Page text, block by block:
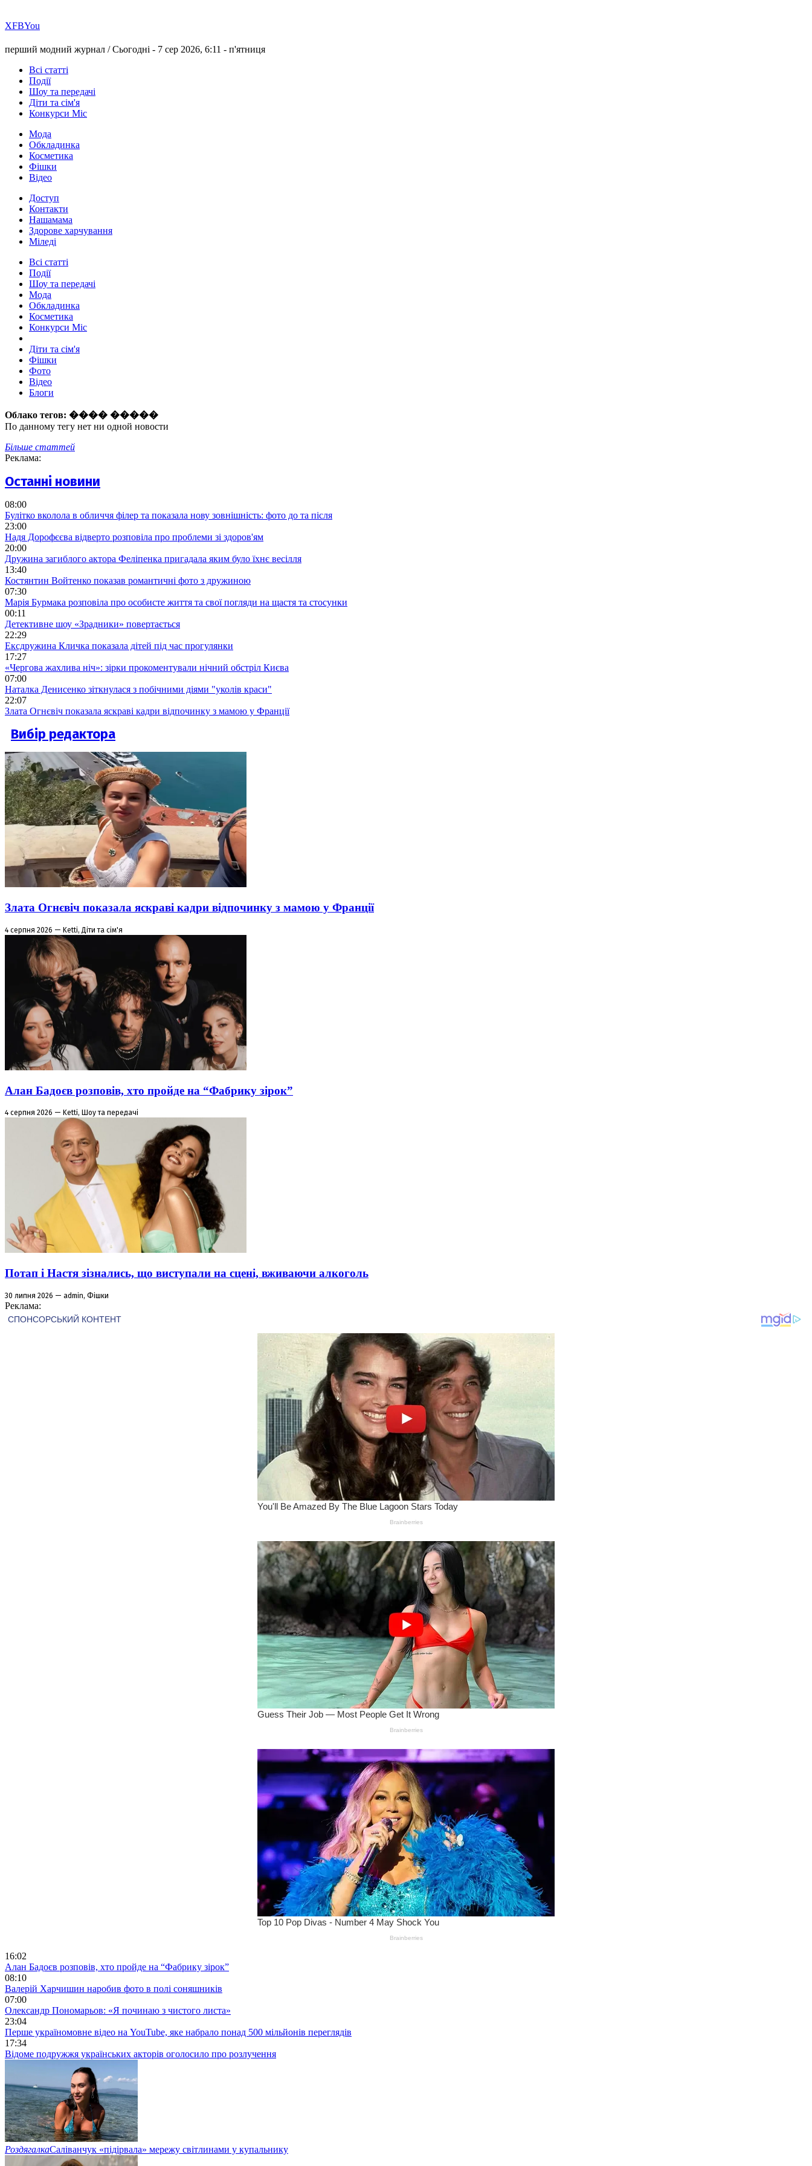
ХFBYou
перший модний журнал /Сьогодні - 7 сер 2026, 6:11 - п'ятниця
Всі статті
Події
Шоу та передачі
Діти та сім'я
Конкурси Міс
Мода
Обкладинка
Косметика
Фішки
Відео
Доступ
Контакти
Нашамама
Здорове харчування
Міледі
Всі статті
Події
Шоу та передачі
Мода
Обкладинка
Косметика
Конкурси Міс
Діти та сім'я
Фішки
Фото
Відео
Блоги
Облако тегов: ���� �����
По данному тегу нет ни одной новости
Більше статтей
Реклама:
Останні новини
08:00
Булітко вколола в обличчя філер та показала нову зовнішність: фото до та після
23:00
Надя Дорофєєва відверто розповіла про проблеми зі здоров'ям
20:00
Дружина загиблого актора Феліпенка пригадала яким було їхнє весілля
13:40
Костянтин Войтенко показав романтичні фото з дружиною
07:30
Марія Бурмака розповіла про особисте життя та свої погляди на щастя та стосунки
00:11
Детективне шоу «Зрадники» повертається
22:29
Ексдружина Кличка показала дітей під час прогулянки
17:27
«Чергова жахлива ніч»: зірки прокоментували нічний обстріл Києва
07:00
Наталка Денисенко зіткнулася з побічними діями "уколів краси"
22:07
Злата Огнєвіч показала яскраві кадри відпочинку з мамою у Франції
Вибір редактора
Злата Огнєвіч показала яскраві кадри відпочинку з мамою у Франції
4 серпня 2026 — Ketti, Діти та сім'я
Алан Бадоєв розповів, хто пройде на “Фабрику зірок”
4 серпня 2026 — Ketti, Шоу та передачі
Потап і Настя зізнались, що виступали на сцені, вживаючи алкоголь
30 липня 2026 — admin, Фішки
Реклама:
16:02
Алан Бадоєв розповів, хто пройде на “Фабрику зірок”
08:10
Валерій Харчишин наробив фото в полі соняшників
07:00
Олександр Пономарьов: «Я починаю з чистого листа»
23:04
Перше україномовне відео на YouTube, яке набрало понад 500 мільйонів переглядів
17:34
Відоме подружжя українських акторів оголосило про розлучення
РоздягалкаСаліванчук «підірвала» мережу світлинами у купальнику